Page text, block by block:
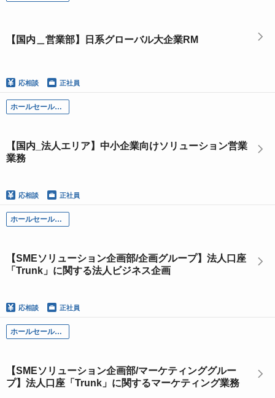
【国内＿営業部】日系グローバル大企業RM
応相談 正社員
ホールセール部門
【国内_法人エリア】中小企業向けソリューション営業
業務
応相談 正社員
ホールセール部門
【SMEソリューション企画部/企画グループ】法人口座
「Trunk」に関する法人ビジネス企画
応相談 正社員
ホールセール部門
【SMEソリューション企画部/マーケティンググルー
プ】法人口座「Trunk」に関するマーケティング業務